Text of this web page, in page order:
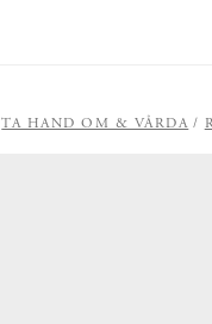
TA HAND OM & VÅRDA